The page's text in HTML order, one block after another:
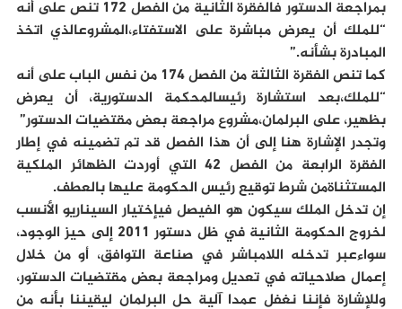
بمراجعة الدستور فالفقرة الثانية من الفصل 172 تنص على أنه
“للملك أن يعرض مباشرة على الاستفتاء،المشروعالذي اتخذ
المبادرة بشأنه.”
كما تنص الفقرة الثالثة من الفصل 174 من نفس الباب على أنه
“للملك،بعد استشارة رئيسالمحكمة الدستورية، أن يعرض
بظهير، على البرلمان،مشروع مراجعة بعض مقتضيات الدستور”
وتجدر الإشارة هنا إلى أن هذا الفصل قد تم تضمينه في إطار
الفقرة الرابعة من الفصل 42 التي أوردت الظهائر الملكية
المستثناةمن شرط توقيع رئيس الحكومة عليها بالعطف.
إن تدخل الملك سيكون هو الفيصل فيإختيار السيناريو الأنسب
لخروج الحكومة الثانية في ظل دستور 2011 إلى حيز الوجود،
سواءعبر تدخله اللامباشر في صناعة التوافق، أو من خلال
إعمال صلاحياته في تعديل ومراجعة بعض مقتضيات الدستور،
وللإشارة فإننا نغفل عمدا آلية حل البرلمان ليقيننا بأنه من